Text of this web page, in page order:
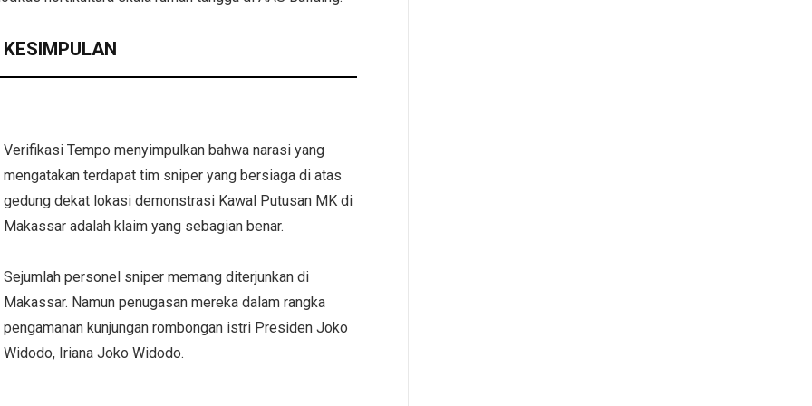
KESIMPULAN
Verifikasi Tempo menyimpulkan bahwa narasi yang
mengatakan terdapat tim sniper yang bersiaga di atas
gedung dekat lokasi demonstrasi Kawal Putusan MK di
Makassar adalah klaim yang sebagian benar.
Sejumlah personel sniper memang diterjunkan di
Makassar. Namun penugasan mereka dalam rangka
pengamanan kunjungan rombongan istri Presiden Joko
Widodo, Iriana Joko Widodo.